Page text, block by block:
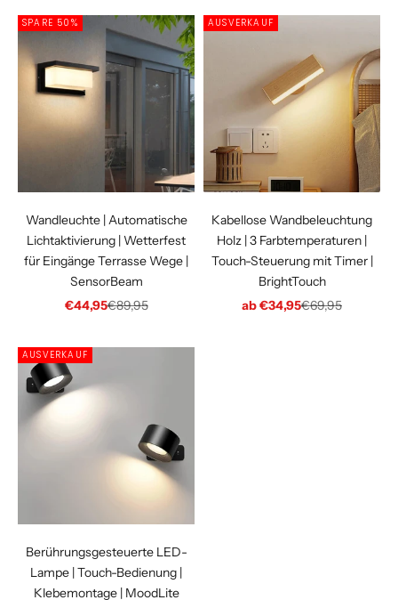
SPARE 50%
Wandleuchte | Automatische
Lichtaktivierung | Wetterfest
für Eingänge Terrasse Wege |
SensorBeam
Angebot
€44,95Regulärer Preis
€89,95
AUSVERKAUF
Kabellose Wandbeleuchtung
Holz | 3 Farbtemperaturen |
Touch-Steuerung mit Timer |
BrightTouch
Angebot
ab €34,95Regulärer Preis
€69,95
AUSVERKAUF
Berührungsgesteuerte LED-
Lampe | Touch-Bedienung |
Klebemontage | MoodLite